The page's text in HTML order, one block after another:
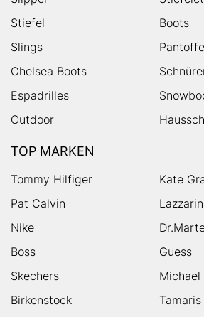
Stiefel
Boots
Slings
Chelsea Boots
Espadrilles
Outdoor
TOP MARKEN
Tommy Hilfiger
Kate
Pat Calvin
Nike
Boss
Guess
Skechers
Michael
Birkenstock
Tamaris